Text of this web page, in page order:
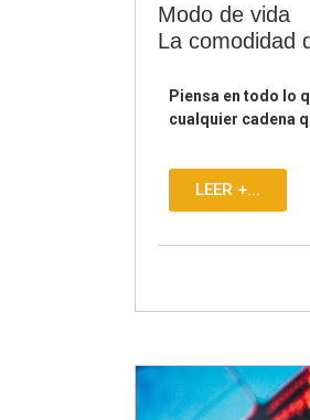
Modo de vida
La comodidad
Piensa en todo lo
cualquier cadena
LEER +...